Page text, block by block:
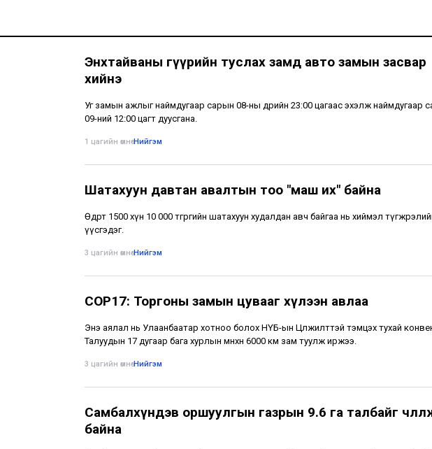
Энхтайваны гүүрийн туслах замд авто замын засвар
хийнэ
Уг замын ажлыг наймдугаар сарын 08-ны өдрийн 23:00 цагаас эхэлж наймдугаар
09-ний 12:00 цагт дуусгана.
1 цагийн өмнө•Нийгэм
Шатахуун давтан авалтын тоо "маш их" байна
Өдөрт 1500 хүн 10 000 төгрөгийн шатахуун худалдан авч байгаа нь хиймэл
үүсгэдэг.
3 цагийн өмнө•Нийгэм
COP17: Торгоны замын цувааг хүлээн авлаа
Энэ аялал нь Улаанбаатар хотноо болох НҮБ-ын Цөлжилттэй тэмцэх тухай
Талуудын 17 дугаар бага хурлын өмнөхөн 6000 км зам туулж иржээ.
3 цагийн өмнө•Нийгэм
Самбалхүндэв оршуулгын газрын 9.6 га талбайг
байна